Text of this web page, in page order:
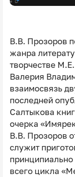
В.В. Прозоров
жанра
творчестве
Валерия
взаимосвязь
последней
Салтыкова
очерка
В.В. Прозоров
служит
всего цикла